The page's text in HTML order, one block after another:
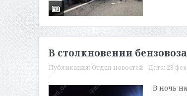
В столкновении
Публикация: Отдел новостей Дата: 28
В ночь